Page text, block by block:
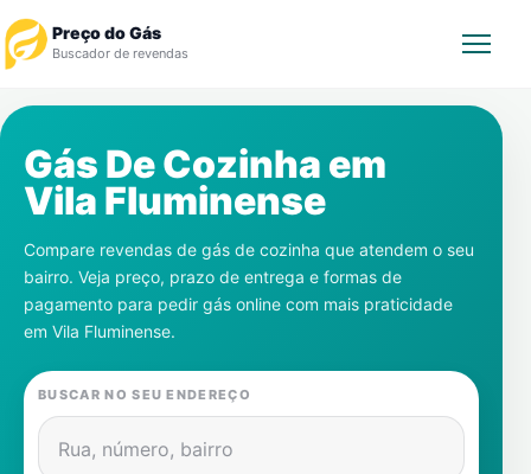
Preço do Gás
Buscador de revendas
Revendedor
Notícias
Cadastre-se
Gás
Contatos
Gás De Cozinha em
Vila Fluminense
Compare revendas de gás de cozinha que atendem o seu
bairro. Veja preço, prazo de entrega e formas de
pagamento para pedir gás online com mais praticidade
em Vila Fluminense.
BUSCAR NO SEU ENDEREÇO
Rua, número, bairro